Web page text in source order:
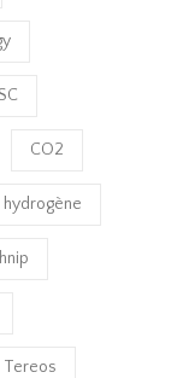
CO2
hydrogène
Tereos